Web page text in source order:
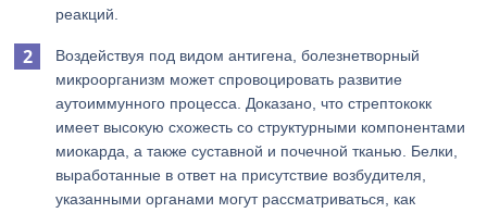
реакций.
Воздействуя под видом антигена, болезнетворный
микроорганизм может спровоцировать развитие
аутоиммунного процесса. Доказано, что стрептококк
имеет высокую схожесть со структурными компонентами
миокарда, а также суставной и почечной тканью. Белки,
выработанные в ответ на присутствие возбудителя,
указанными органами могут рассматриваться, как